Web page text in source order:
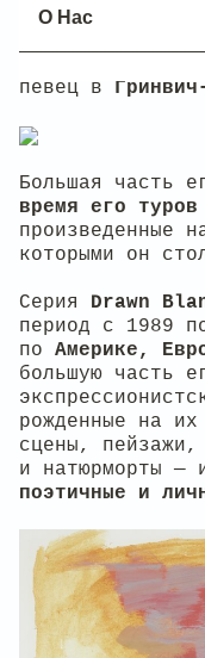
О Нас
которую
певец в
Большая часть
время его туров
произведенные
которыми он
Серия Drawn
период с 1989
по Америке,
большую часть
рожденные на
сцены, пейзажи,
и натюрморты —
поэтичные и